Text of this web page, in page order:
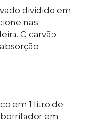
dividido em
nas
O carvão
em 1 litro de
em